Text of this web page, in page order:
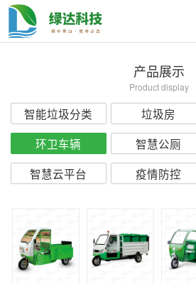
产品展示
Product display
智能垃圾分类 垃圾房
环卫车辆
智慧公厕
智慧云平台
疫情防控